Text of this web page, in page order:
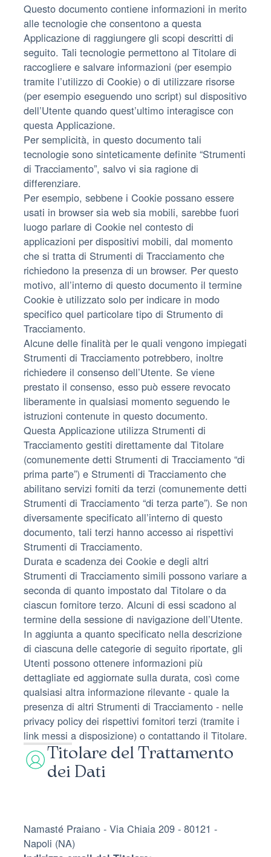
Questo documento contiene informazioni in merito
alle tecnologie che consentono a questa
Applicazione di raggiungere gli scopi descritti di
seguito. Tali tecnologie permettono al Titolare di
raccogliere e salvare informazioni (per esempio
tramite l’utilizzo di Cookie) o di utilizzare risorse
(per esempio eseguendo uno script) sul dispositivo
dell’Utente quando quest’ultimo interagisce con
questa Applicazione.
Per semplicità, in questo documento tali
tecnologie sono sinteticamente definite “Strumenti
di Tracciamento”, salvo vi sia ragione di
differenziare.
Per esempio, sebbene i Cookie possano essere
usati in browser sia web sia mobili, sarebbe fuori
luogo parlare di Cookie nel contesto di
applicazioni per dispositivi mobili, dal momento
che si tratta di Strumenti di Tracciamento che
richiedono la presenza di un browser. Per questo
motivo, all’interno di questo documento il termine
Cookie è utilizzato solo per indicare in modo
specifico quel particolare tipo di Strumento di
Tracciamento.
Alcune delle finalità per le quali vengono impiegati
Strumenti di Tracciamento potrebbero, inoltre
richiedere il consenso dell’Utente. Se viene
prestato il consenso, esso può essere revocato
liberamente in qualsiasi momento seguendo le
istruzioni contenute in questo documento.
Questa Applicazione utilizza Strumenti di
Tracciamento gestiti direttamente dal Titolare
(comunemente detti Strumenti di Tracciamento “di
prima parte”) e Strumenti di Tracciamento che
abilitano servizi forniti da terzi (comunemente detti
Strumenti di Tracciamento “di terza parte”). Se non
diversamente specificato all’interno di questo
documento, tali terzi hanno accesso ai rispettivi
Strumenti di Tracciamento.
Durata e scadenza dei Cookie e degli altri
Strumenti di Tracciamento simili possono variare a
seconda di quanto impostato dal Titolare o da
ciascun fornitore terzo. Alcuni di essi scadono al
termine della sessione di navigazione dell’Utente.
In aggiunta a quanto specificato nella descrizione
di ciascuna delle categorie di seguito riportate, gli
Utenti possono ottenere informazioni più
dettagliate ed aggiornate sulla durata, così come
qualsiasi altra informazione rilevante - quale la
presenza di altri Strumenti di Tracciamento - nelle
privacy policy dei rispettivi fornitori terzi (tramite i
link messi a disposizione) o contattando il Titolare.
Titolare del Trattamento
dei Dati
Namasté Praiano - Via Chiaia 209 - 80121 -
Napoli (NA)